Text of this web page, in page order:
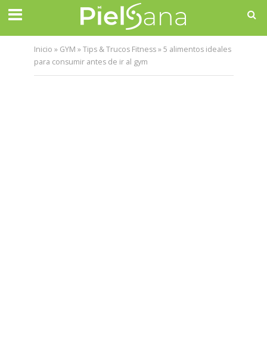
Inicio » GYM »Tips & Trucos Fitness»5 alimentos ideales
para consumir antes de ir al gym